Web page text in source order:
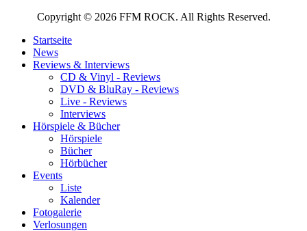
Copyright © 2026 FFM ROCK. All Rights Reserved.
Startseite
News
Reviews & Interviews
CD & Vinyl - Reviews
DVD & BluRay - Reviews
Live - Reviews
Interviews
Hörspiele & Bücher
Hörspiele
Bücher
Hörbücher
Events
Liste
Kalender
Fotogalerie
Verlosungen